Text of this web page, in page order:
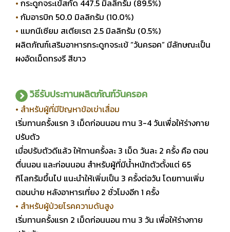
• กระดูกจระเข้สกัด 447.5 มิลลิกรัม (89.5%)
• กัมอารบิก 50.0 มิลลิกรัม (10.0%)
• แมกนีเซียม สเตียเรต 2.5 มิลลิกรัม (0.5%)
ผลิตภัณฑ์เสริมอาหารกระดูกจระเข้ “วันครอค” มีลักษณะเป็น
ผงอัดเม็ดทรงรี สีขาว
วิธีรับประทานผลิตภัณฑ์วันครอค
• สำหรับผู้ที่มีปัญหาข้อเข่าเสื่อม
เริ่มทานครั้งแรก 3 เม็ดก่อนนอน ทาน 3-4 วันเพื่อให้ร่างกาย
ปรับตัว
เมื่อปรับตัวดีแล้ว ให้ทานครั้งละ 3 เม็ด วันละ 2 ครั้ง คือ ตอน
ตื่นนอน และก่อนนอน สำหรับผู้ที่มีน้ำหนักตัวตั้งแต่ 65
กิโลกรัมขึ้นไป แนะนำให้เพิ่มเป็น 3 ครั้งต่อวัน โดยทานเพิ่ม
ตอนบ่าย หลังอาหารเที่ยง 2 ชั่วโมงอีก 1 ครั้ง
• สำหรับผู้ป่วยโรคความดันสูง
เริ่มทานครั้งแรก 2 เม็ดก่อนนอน ทาน 3 วัน เพื่อให้ร่างกาย